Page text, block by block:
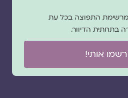
התפוצה בכל עת
בתחתית הדיוור.
אותי!